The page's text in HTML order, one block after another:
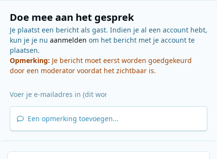
Doe mee aan het gesprek
Je plaatst een bericht als gast. Indien je al een account hebt,
kun je je nu aanmelden om het bericht met je account te
plaatsen.
Opmerking: Je bericht moet eerst worden goedgekeurd
door een moderator voordat het zichtbaar is.
Een opmerking toevoegen...